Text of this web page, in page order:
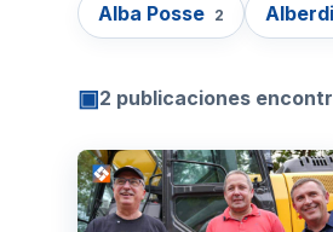
Alba Posse 2 Alberdi
▣2 publicaciones